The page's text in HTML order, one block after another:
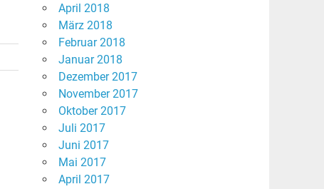
April 2018
März 2018
Februar 2018
Januar 2018
Dezember 2017
November 2017
Oktober 2017
Juli 2017
Juni 2017
Mai 2017
April 2017